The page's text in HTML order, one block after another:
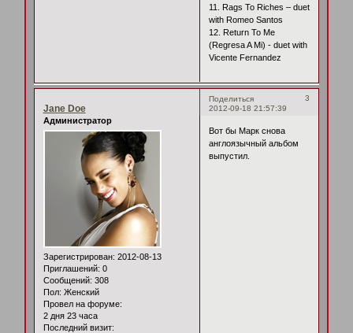
11. Rags To Riches – duet
with Romeo Santos
12. Return To Me
(Regresa A Mi) - duet with
Vicente Fernandez
Поделиться
3
2012-09-18 21:57:39
Jane Doe
Администратор
Зарегистрирован: 2012-08-13
Приглашений: 0
Сообщений: 308
Пол: Женский
Провел на форуме:
2 дня 23 часа
Последний визит:
Вот бы Марк снова
англоязычный альбом
выпустил.